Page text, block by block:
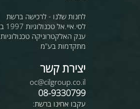
לחנות שלנו - לרכישה ברשת
לסי.איי.אל טכנולוגיות 1997 בע"מ
ענק האלקטרוניקה טכנולוגיות
מתקדמות בע"מ
יצירת קשר
oc@cilgroup.co.il
08-9330799
עקבו אחינו ברשת: